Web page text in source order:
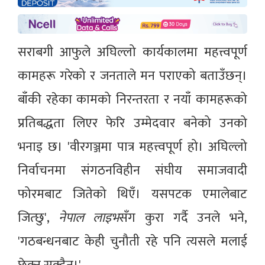
सराबगी आफुले अघिल्लो कार्यकालमा महत्त्वपूर्ण
कामहरू गरेको र जनताले मन पराएको बताउँछन्।
बाँकी रहेका कामको निरन्तरता र नयाँ कामहरूको
प्रतिबद्धता लिएर फेरि उम्मेदवार बनेको उनको
भनाइ छ। 'वीरगञ्जमा पात्र महत्त्वपूर्ण हो। अघिल्लो
निर्वाचनमा संगठनविहीन संघीय समाजवादी
फोरमबाट जितेको थिएँ। यसपटक एमालेबाट
जित्छु', नेपाल लाइभसँग कुरा गर्दै उनले भने,
'गठबन्धनबाट केही चुनौती रहे पनि त्यसले मलाई